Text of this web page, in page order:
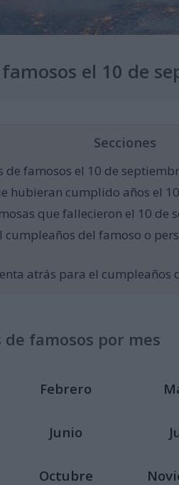
el 10 de
Secciones
de famosos el 10 de
hubieran cumplido años el
que fallecieron el 10 de
cumpleaños del famoso o
atrás para el cumpleaños
de famosos por mes
Febrero
Junio
Octubre